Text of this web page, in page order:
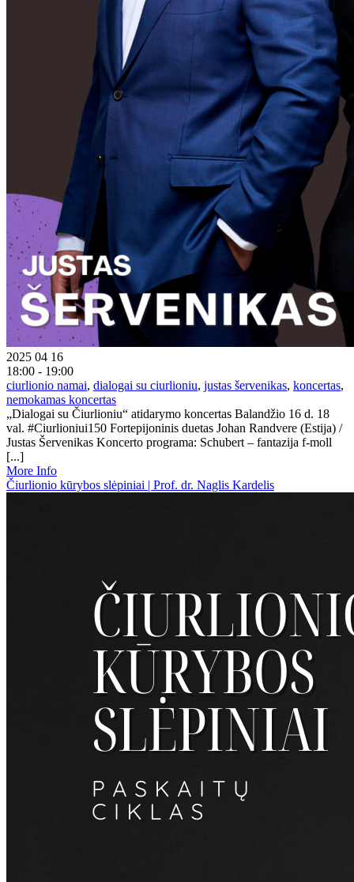
2025 04 16
18:00 - 19:00
ciurlionio namai, dialogai su ciurlioniu, justas šervenikas, koncertas,
nemokamas koncertas
„Dialogai su Čiurlioniu“ atidarymo koncertas Balandžio 16 d. 18
val. #Ciurlioniui150 Fortepijoninis duetas Johan Randvere (Estija) /
Justas Šervenikas Koncerto programa: Schubert – fantazija f-moll
[...]
More Info
Čiurlionio kūrybos slėpiniai | Prof. dr. Naglis Kardelis